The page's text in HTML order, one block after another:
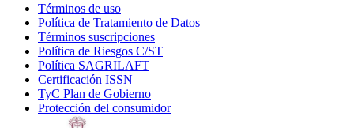
Términos de uso
in
new
window
Política de Tratamiento de Datos
Términos suscripciones
in
Política de Riesgos C/ST
Política SAGRILAFT
new
window
Certificación ISSN
in
new
TyC Plan de Gobierno
in
Protección del consumidorOpens